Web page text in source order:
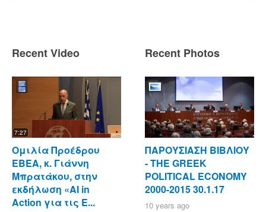
Recent Video
7:27
Ομιλία Προέδρου
ΕΒΕΑ, κ. Γιάννη
Μπρατάκου, στην
εκδήλωση «AI in
Action για τις Ε...
Recent Photos
ΠΑΡΟΥΣΙΑΣΗ ΒΙΒΛΙΟΥ
- ΤΗΕ GREEK
POLITICAL ECONOMY
2000-2015 30.1.17
10 years ago